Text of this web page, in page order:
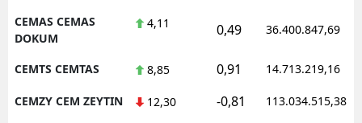
CEMAS CEMAS
DOKUM
4,11 0,49 36.400.847,69
CEMTS CEMTAS 8,85 0,91 14.713.219,16
CEMZY CEM ZEYTIN 12,30 -0,81 113.034.515,38